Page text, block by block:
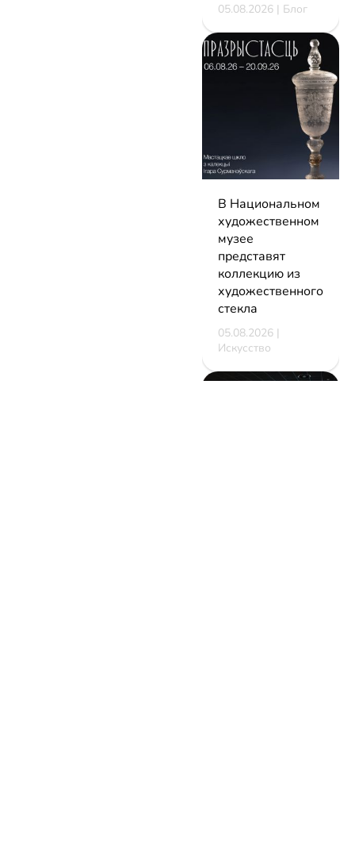
05.08.2026 | Блог
В Национальном
художественном
музее
представят
коллекцию из
художественного
стекла
05.08.2026 |
Искусство